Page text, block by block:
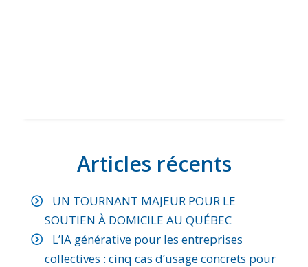
Articles récents
UN TOURNANT MAJEUR POUR LE
SOUTIEN À DOMICILE AU QUÉBEC
L’IA générative pour les entreprises
collectives : cinq cas d’usage concrets pour